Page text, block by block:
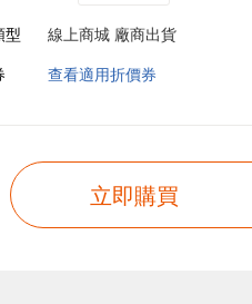
型
線上商城 廠商出貨
查看適用折價券
立即購買